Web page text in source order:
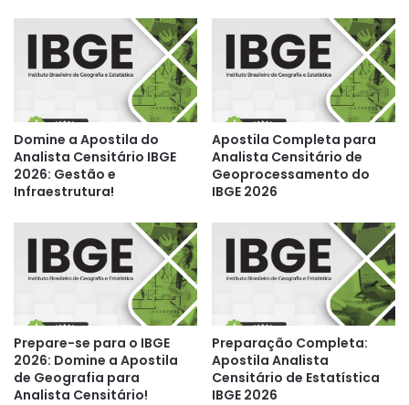
Domine a Apostila do
Analista Censitário IBGE
2026: Gestão e
Infraestrutura!
Apostila Completa para
Analista Censitário de
Geoprocessamento do
IBGE 2026
Prepare-se para o IBGE
2026: Domine a Apostila
de Geografia para
Analista Censitário!
Preparação Completa:
Apostila Analista
Censitário de Estatística
IBGE 2026